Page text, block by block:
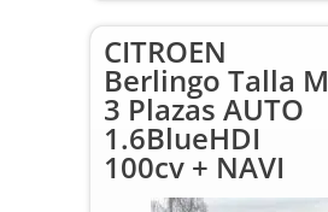
CITROEN
Berlingo Talla M
3 Plazas AUTO
1.6BlueHDI
100cv + NAVI